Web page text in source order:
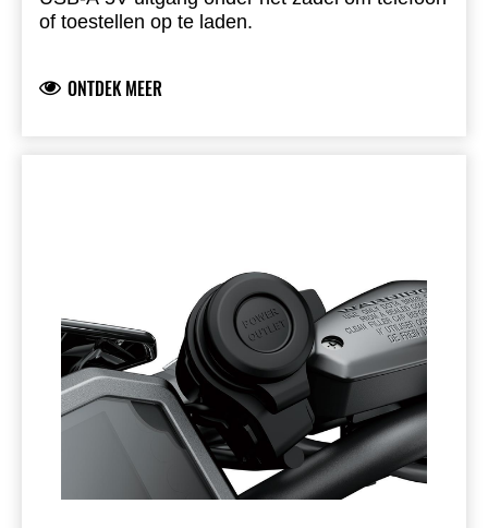
of toestellen op te laden.
ONTDEK MEER